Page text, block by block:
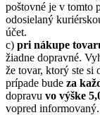
poštovné je v tomto
odosielaný
účet.
c) pri nákupe
žiadne dopravné.
že tovar, ktorý ste si
prípade bude za
dopravu vo výške
vopred informovaný.